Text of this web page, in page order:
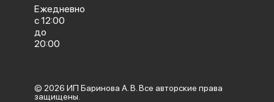
Ежедневно
с 12:00
до
20:00
© 2026 ИП Баринова А. В. Все авторские права
защищены.